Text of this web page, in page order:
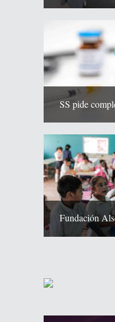
SS pide
Fundación